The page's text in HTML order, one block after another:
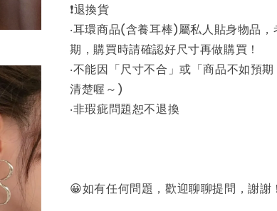
❗退換貨
‧耳環商品(含養耳棒)屬私人貼身物品
期，購買時請確認好尺寸再做購買！
‧不能因「尺寸不合」或「商品不如預
清楚喔～)
‧非瑕疵問題恕不退換
😀如有任何問題，歡迎聊聊提問，謝謝！